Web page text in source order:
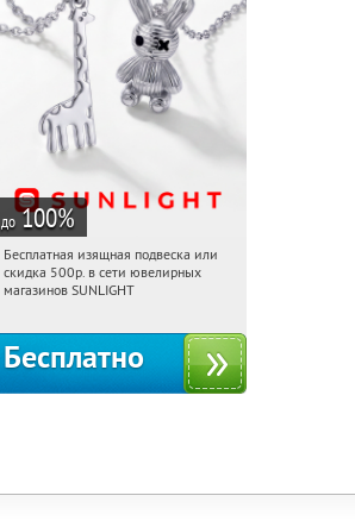
до 100%
18:29:04 Получили:
Россия
Бесплатная изящная подвеска или
скидка 500р. в сети ювелирных
магазинов SUNLIGHT
Бесплатно